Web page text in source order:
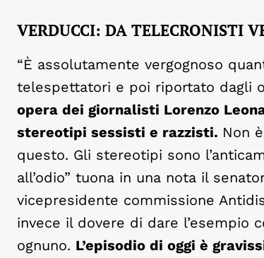
VERDUCCI: DA TELECRONISTI
“È assolutamente vergognoso
telespettatori e poi riportato dagli
opera dei giornalisti Lorenzo
stereotipi sessisti e razzisti. Non
questo. Gli stereotipi sono
all’odio” tuona in una nota il
vicepresidente commissione
invece il dovere di dare l’esempio
ognuno. L’episodio di oggi è